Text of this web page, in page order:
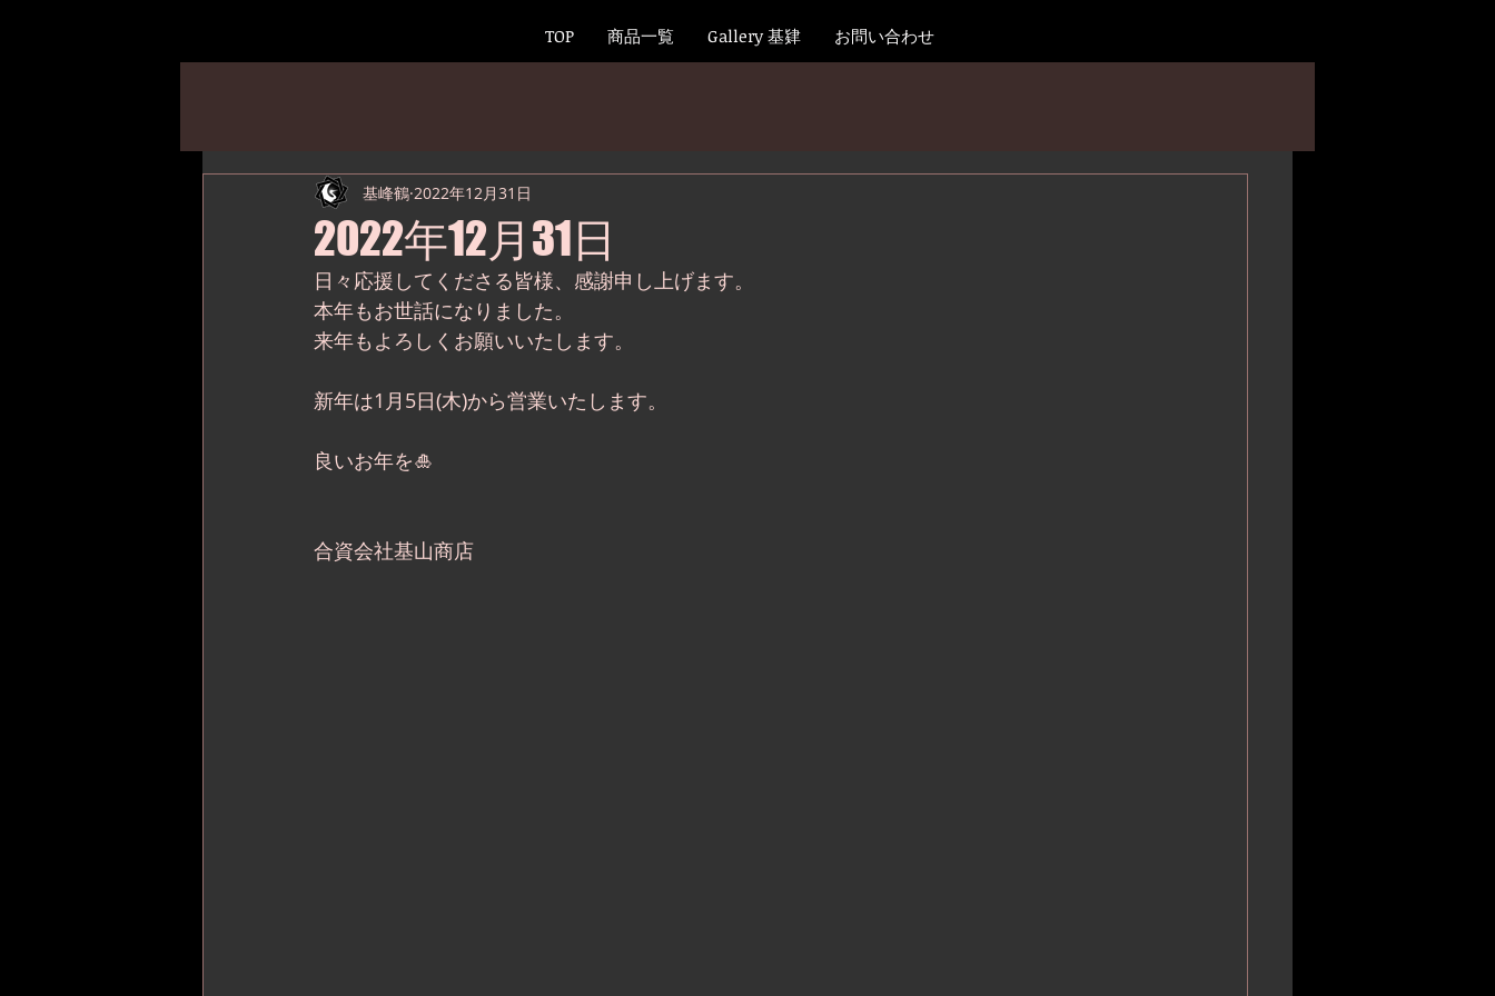
TOP 商品一覧 Gallery 基肄 お問い合わせ
2022年12月31日
基峰鶴 2022年12月31日
⁡日々応援してくださる皆様、感謝申し上げます。
本年もお世話になりました。
来年もよろしくお願いいたします。
新年は1月5日(木)から営業いたします。
良いお年を🎍
合資会社基山商店